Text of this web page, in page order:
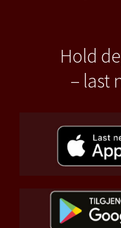
Hold
– last